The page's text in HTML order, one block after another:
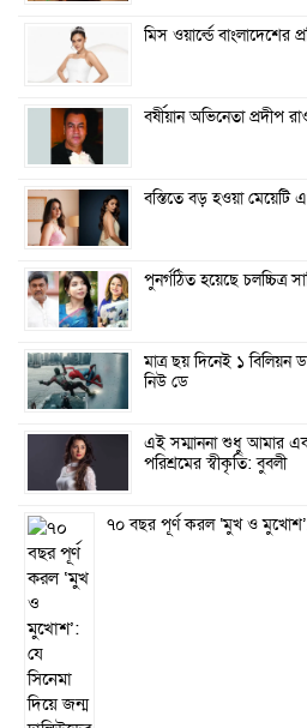
মিস ওয়ার্ল্ডে বাংলাদেশের
বর্ষীয়ান অভিনেতা প্রদীপ
বস্তিতে বড় হওয়া মেয়েটি
পুনর্গঠিত হয়েছে চলচ্চিত্র
মাত্র ছয় দিনেই ১ বিলিয়ন
নিউ ডে
এই সম্মাননা শুধু আমার
পরিশ্রমের স্বীকৃতি: বুবলী
৭০ বছর পূর্ণ করল ‘মুখ ও মুখোশ’: